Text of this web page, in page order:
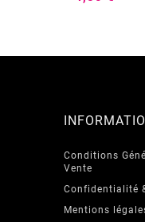
Conditions
Vente
Confidentialité
Mentions